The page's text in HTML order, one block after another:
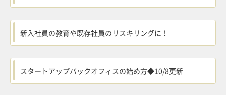
新入社員の教育や既存社員のリスキリングに！
スタートアップバックオフィスの始め方◆10/8更新